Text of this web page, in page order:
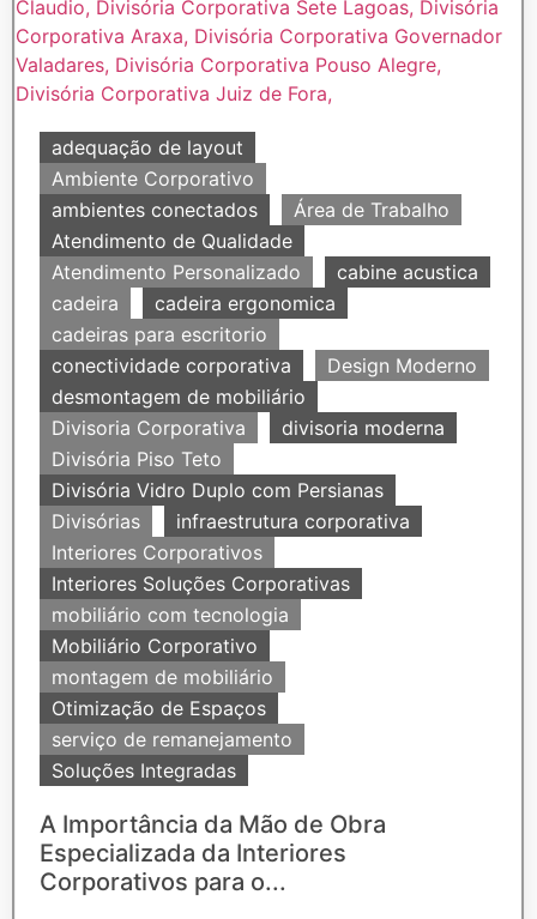
adequação de layout
Ambiente Corporativo
ambientes conectados
Área de Trabalho
Atendimento de Qualidade
Atendimento Personalizado
cabine acustica
cadeira
cadeira ergonomica
cadeiras para escritorio
conectividade corporativa
Design Moderno
desmontagem de mobiliário
Divisoria Corporativa
divisoria moderna
Divisória Piso Teto
Divisória Vidro Duplo com Persianas
Divisórias
infraestrutura corporativa
Interiores Corporativos
Interiores Soluções Corporativas
mobiliário com tecnologia
Mobiliário Corporativo
montagem de mobiliário
Otimização de Espaços
serviço de remanejamento
Soluções Integradas
A Importância da Mão de Obra
Especializada da Interiores
Corporativos para o...